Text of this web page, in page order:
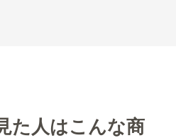
た人はこんな商